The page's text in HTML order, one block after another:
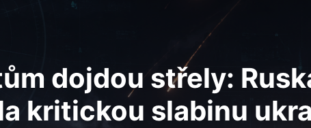
dojdou střely:
kritickou slabinu